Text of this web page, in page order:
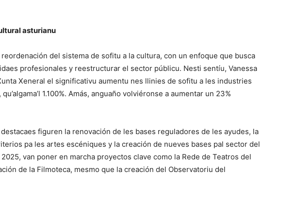
asturianu
reordenación del sistema de sofitu a la cultura, con un enfoque que busca
profesionales y reestructurar el sector públicu. Nesti sentíu, Vanessa
Xeneral el significativu aumentu nes llinies de sofitu a les industries
1.100%. Amás, anguaño volviéronse a aumentar un 23%
figuren la renovación de les bases reguladores de les ayudes, la
pa les artes escéniques y la creación de nueves bases pal sector del
2025, van poner en marcha proyectos clave como la Rede de Teatros del
de la Filmoteca, mesmo que la creación del Observatoriu del